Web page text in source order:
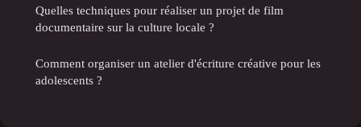
Quelles techniques pour réaliser un projet de film
documentaire sur la culture locale ?
Comment organiser un atelier d'écriture créative pour les
adolescents ?